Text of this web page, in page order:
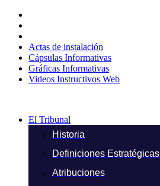
contenido
Actas de instalación
Cápsulas Informativas
Gráficas Informativas
Videos Instructivos Web
El Tribunal
Historia
Definiciones Estratégicas
Atribuciones